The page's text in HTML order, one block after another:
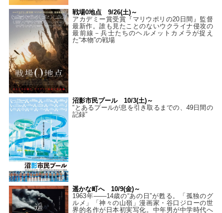
戦場0地点 9/26(土)～
アカデミー賞受賞『マリウポリの20日間』監督
最新作。誰も見たことのないウクライナ侵攻の
最前線－兵士たちのヘルメットカメラが捉え
た“本物”の戦場
沼影市民プール 10/3(土)～
“とあるプールが息を引き取るまでの、49日間の
記録”
遥かな町へ 10/9(金)～
1963年――14歳の“あの日”が甦る。「孤独のグ
ルメ」「神々の山嶺」漫画家・谷口ジローの世
界的名作が日本初実写化。中年男が中学時代へ